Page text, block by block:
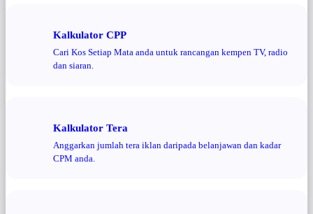
Kalkulator CPP
Cari Kos Setiap Mata anda untuk rancangan kempen TV, radio
dan siaran.
Kalkulator Tera
Anggarkan jumlah tera iklan daripada belanjawan dan kadar
CPM anda.